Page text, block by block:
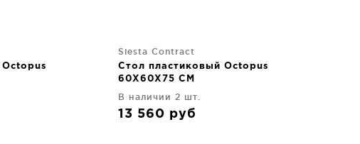
Siesta Contract
Стол пластиковый Octopus
60X60X75 CM
В наличии 2 шт.
13 560 руб